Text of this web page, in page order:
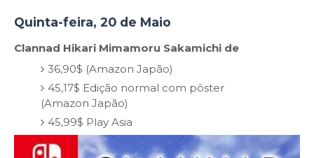
Quinta-feira, 20 de Maio
Clannad Hikari Mimamoru Sakamichi de
36,90$ (Amazon Japão)
45,17$ Edição normal com pôster
(Amazon Japão)
45,99$ Play Asia